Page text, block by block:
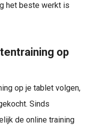
het beste werkt is
op
op je tablet volgen,
Sinds
de online training